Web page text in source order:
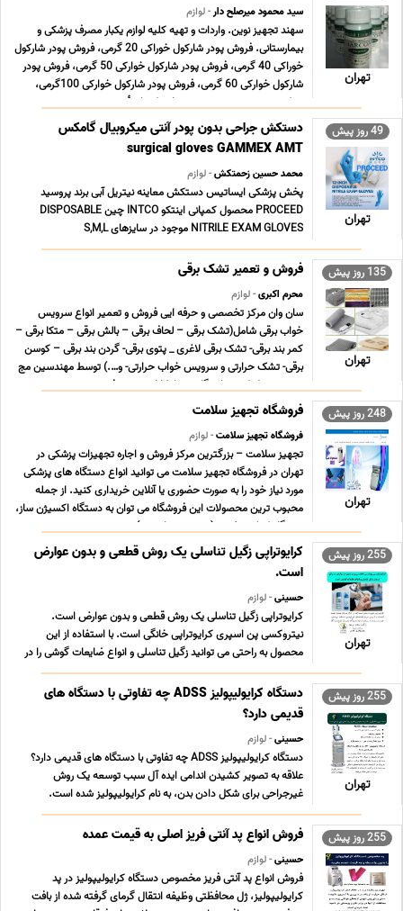
تهران
سید محمود میرصلح دار- لوازم
سهند تجهیز نوین. واردات و تهیه کلیه لوازم یکبار مصرف پزشکی و
بیمارستانی. فروش پودر شارکول خوراکی 20 گرمی، فروش پودر شارکول
خوراکی 40 گرمی، فروش پودر شارکول خوارکی 50 گرمی، فروش پودر
شارکول خوارکی 60 گرمی، فروش پودر شارکول خوارکی 100گرمی،
شرکت سهند تجهیز نوین به عنوان یکی از تأمین ... ...
49 روز پیش
تهران
دستکش جراحی بدون پودر آنتی میکروبیال گامکس
surgical gloves GAMMEX AMT
محمد حسین زحمتکش- لوازم
پخش پزشکی ایساتیس دستکش معاینه نیتریل آبی برند پروسید
PROCEED محصول کمپانی اینتکو INTCO چین DISPOSABLE
NITRILE EXAM GLOVES موجود در سایزهای S,M,L
09126384266 @isaticemed @ISATISEMED دستکش معاینه
135 روز پیش
تهران
فروش و تعمیر تشک برقی
محرم اکبری- لوازم
سان وان مرکز تخصصی و حرفه ایی فروش و تعمیر انواع سرویس
خواب برقی شامل(تشک برقی – لحاف برقی – بالش برقی – متکا برقی –
کمر بند برقی- تشک برقی لاغری _ پتوی برقی- گردن بند برقی – کوسن
برقی- تشک حرارتی و سرویس خواب حرارتی- و….) توسط مهندسین مج
ب و تحصیل کرده دانشگاهی و امکانات پیش رفت ... ...
248 روز پیش
تهران
فروشگاه تجهیز سلامت
فروشگاه تجهیز سلامت- لوازم
تجهیز سلامت – بزرگترین مرکز فروش و اجاره تجهیزات پزشکی در
تهران در فروشگاه تجهیز سلامت می توانید انواع دستگاه های پزشکی
مورد نیاز خود را به صورت حضوری یا آنلاین خریداری کنید. از جمله
محبوب ترین محصولات این فروشگاه می توان به دستگاه اکسیژن ساز،
دستگاه کمک تنفسی (سی پپ و بای پپ)، ت ... ...
255 روز پیش
تهران
کرایوتراپی زگیل تناسلی یک روش قطعی و بدون عوارض
است.
حسینی- لوازم
کرایوتراپی زگیل تناسلی یک روش قطعی و بدون عوارض است.
نیتروکسی پن اسپری کرایوتراپی خانگی است. با استفاده از این
محصول به راحتی می توانید زگیل تناسلی و انواع ضایعات گوشی را در
خانه و بصورت شخصی درمان کنید. کرایوتراپی زگیل تناسلی یکی از
روش های قطعی برای از بین بردن انواع زگیل هاس ... ...
255 روز پیش
تهران
دستگاه کرایولیپولیز ADSS چه تفاوتی با دستگاه های
قدیمی دارد؟
حسینی- لوازم
دستگاه کرایولیپولیز ADSS چه تفاوتی با دستگاه های قدیمی دارد؟
علاقه به تصویر کشیدن اندامی ایده آل سبب توسعه یک روش
غیرجراحی برای شکل دادن بدن، به نام کرایولیپولیز شده است.
کرایولیپولیز روشی ایمن و موثر برای کاهش نواحی کوچک چربی
ناخواسته است. کرایولیپولیز به این صورت عمل می کند ... ...
255 روز پیش فروش انواع پد آنتی فریز اصلی به قیمت عمده
حسینی- لوازم
فروش انواع پد آنتی فریز مخصوص دستگاه کرایولیپولیز در پد
کرایولیپولیز، ژل محافظتی وظیفه انتقال گرمای گرفته شده از بافت